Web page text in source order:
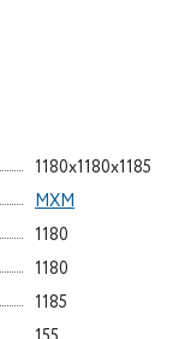
1180x1180x1185
МХМ
1180
1180
1185